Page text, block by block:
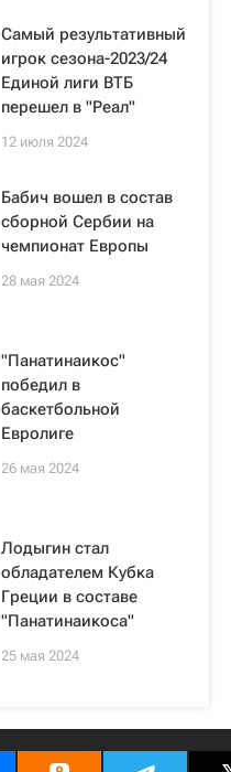
Самый результативный
игрок сезона-2023/24
Единой лиги ВТБ
перешел в "Реал"
12 июля 2024
Бабич вошел в состав
сборной Сербии на
чемпионат Европы
28 мая 2024
"Панатинаикос"
победил в
баскетбольной
Евролиге
26 мая 2024
Лодыгин стал
обладателем Кубка
Греции в составе
"Панатинаикоса"
25 мая 2024